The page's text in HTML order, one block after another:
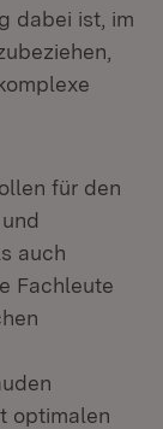
dabei ist, im
für den
auch
Fachleute
optimalen